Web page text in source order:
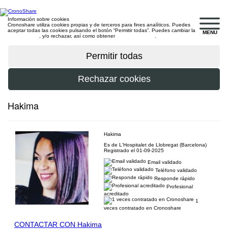
MENU
Información sobre cookies
Cronoshare utiliza cookies propias y de terceros para fines analíticos. Puedes
aceptar todas las cookies pulsando el botón “Permitir todas”. Puedes cambiar la
, y/o rechazar, así como obtener
Hakima
Hakima
Es de L'Hospitalet de Llobregat (Barcelona)
Registrado el 01-09-2025
Email validado
Teléfono validado
Responde rápido
Profesional
acreditado
1
veces contratado en Cronoshare
CONTACTAR CON Hakima